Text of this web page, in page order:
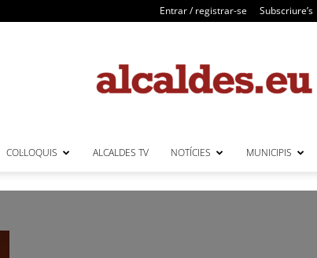
Entrar / registrar-se Subscriure’s
COL·LOQUIS ALCALDES TV NOTÍCIES MUNICIPIS